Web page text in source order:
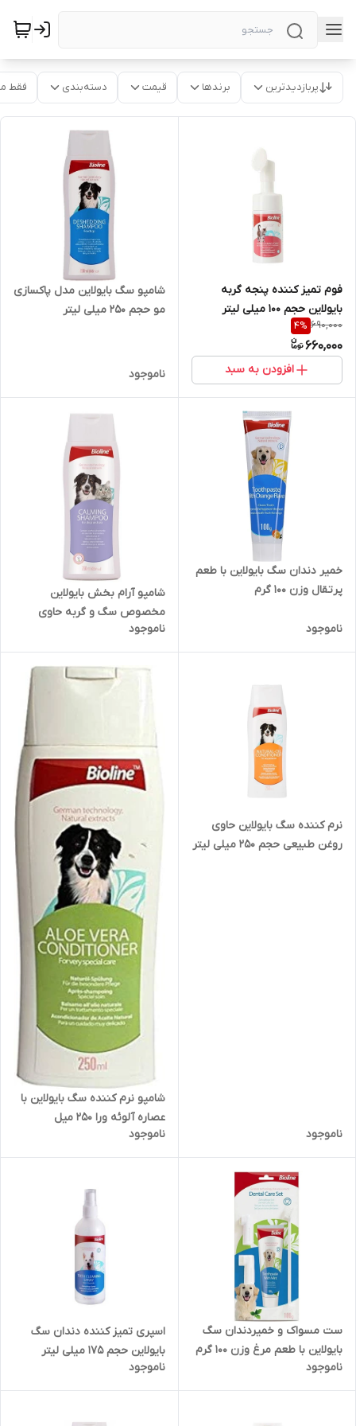
پربازدیدترین برندها قیمت دسته‌بندی فقط
فوم تمیز کننده پنجه گربه
بایولاین حجم 100 میلی لیتر
690,000
4%
660,000
افزودن به سبد
شامپو سگ بایولاین مدل پاکسازی
مو حجم 250 میلی لیتر
ناموجود
خمیر دندان سگ بایولاین با طعم
پرتقال وزن ۱۰۰ گرم
ناموجود
شامپو آرام بخش بایولاین
مخصوص سگ و گربه حاوی
عصاره لاوندر حجم ۲۵۰ میلی لیتر
ناموجود
نرم کننده سگ بایولاین حاوی
روغن طبیعی حجم 250 میلی لیتر
ناموجود
شامپو نرم کننده سگ بایولاین با
عصاره آلوئه ورا 250 میل
ناموجود
ست مسواک و خمیردندان سگ
بایولاین با طعم مرغ وزن 100 گرم
ناموجود
اسپری تمیز کننده دندان سگ
بایولاین حجم 175 میلی لیتر
ناموجود